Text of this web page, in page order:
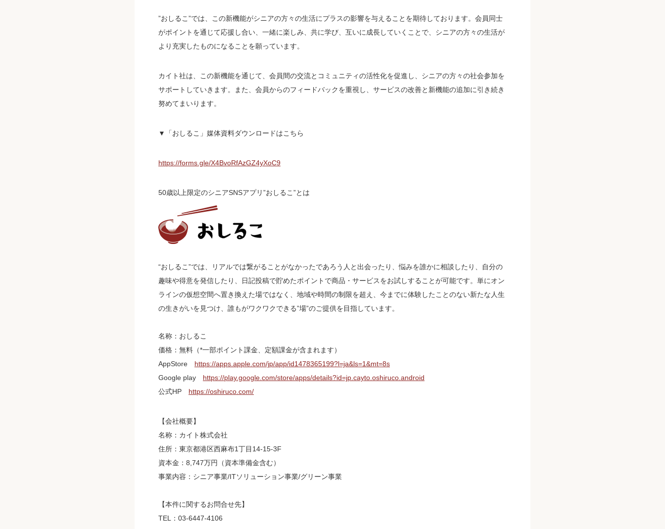
”おしるこ”では、この新機能がシニアの方々の生活にプラスの影響を与えることを期待しております。会員同士
がポイントを通じて応援し合い、一緒に楽しみ、共に学び、互いに成長していくことで、シニアの方々の生活が
より充実したものになることを願っています。
カイト社は、この新機能を通じて、会員間の交流とコミュニティの活性化を促進し、シニアの方々の社会参加を
サポートしていきます。また、会員からのフィードバックを重視し、サービスの改善と新機能の追加に引き続き
努めてまいります。
▼「おしるこ」媒体資料ダウンロードはこちら
https://forms.gle/X4BvoRfAzGZ4yXoC9
50歳以上限定のシニアSNSアプリ”おしるこ”とは
“おしるこ”では、リアルでは繋がることがなかったであろう人と出会ったり、悩みを誰かに相談したり、自分の
趣味や得意を発信したり、日記投稿で貯めたポイントで商品・サービスをお試しすることが可能です。単にオン
ラインの仮想空間へ置き換えた場ではなく、地域や時間の制限を超え、今までに体験したことのない新たな人生
の生きがいを見つけ、誰もがワクワクできる”場”のご提供を目指しています。
名称：おしるこ
価格：無料（*一部ポイント課金、定額課金が含まれます）
AppStore https://apps.apple.com/jp/app/id1478365199?l=ja&ls=1&mt=8s
Google play https://play.google.com/store/apps/details?id=jp.cayto.oshiruco.android
公式HP https://oshiruco.com/
【会社概要】
名称：カイト株式会社
住所：東京都港区西麻布1丁目14-15-3F
資本金：8,747万円（資本準備金含む）
事業内容：シニア事業/ITソリューション事業/グリーン事業
【本件に関するお問合せ先】
TEL：03-6447-4106